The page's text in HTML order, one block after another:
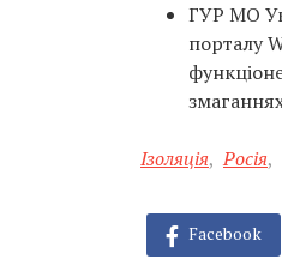
ГУР МО
порталу
Ізоляція, Росія,
Facebook